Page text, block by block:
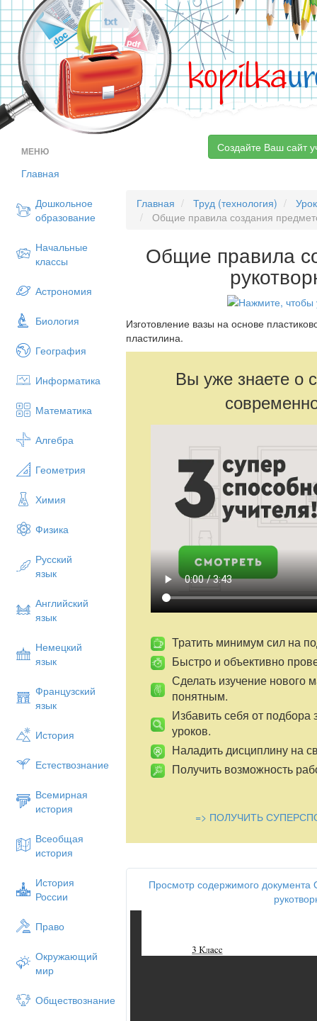
kopilka
МЕНЮ
Главная
Дошкольное
образование
Начальные
классы
Астрономия
Биология
География
Информатика
Математика
Алгебра
Геометрия
Химия
Физика
Русский
язык
Английский
язык
Немецкий
язык
Французский
язык
История
Естествознание
Всемирная
история
Всеобщая
история
История
России
Право
Окружающий
мир
Обществознание
Создайте Ваш сайт
Главная Труд (технология)
Общие правила создания
Общие правила
Изготовление вазы на основе
пластилина.
Вы уже знаете о
Тратить минимум сил на
Быстро и объективно
Сделать изучение нового
понятным.
Избавить себя от подбора
уроков.
Наладить дисциплину на
Получить возможность
=> ПОЛУЧИТЬ
Просмотр содержимого